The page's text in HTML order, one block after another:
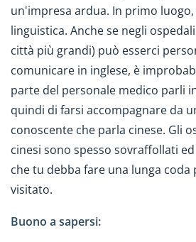
un'impresa ardua. In primo
linguistica. Anche se negli
città più grandi) può esserci
comunicare in inglese, è
parte del personale medico parli
quindi di farsi accompagnare da
conoscente che parla cinese. Gli
cinesi sono spesso sovraffollati
che tu debba fare una lunga coda
visitato.
Buono a sapersi: